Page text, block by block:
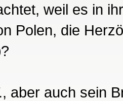
weil es in
Polen, die
aber auch sein